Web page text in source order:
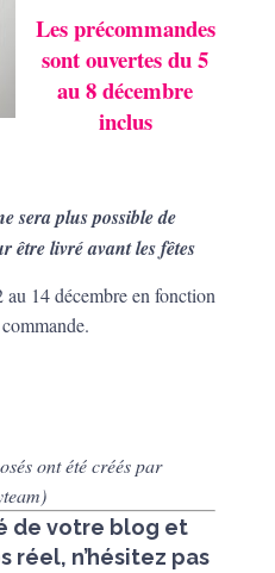
Les précommandes
sont ouvertes du 5
au 8 décembre
inclus
sera plus possible de
être livré avant les fêtes
14 décembre en fonction
ont été créés par
de votre blog et
réel, n’hésitez pas